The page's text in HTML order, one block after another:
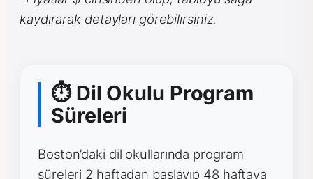
kaydırarak detayları görebilirsiniz.
⏱ Dil Okulu Program
Süreleri
Boston’daki dil okullarında program
süreleri 2 haftadan başlayıp 48 haftaya